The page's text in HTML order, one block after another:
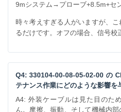
9mシステム→プローブ+8.5m+セ
時々考えすぎる人がいますが、
るだけです。オフの場合、信号校
Q4: 330104-00-08-05-02-00 の
テナンス作業にどのような影響を
A4: 外装ケーブルは見た目のた
ん。摩擦、振動、そして機械内